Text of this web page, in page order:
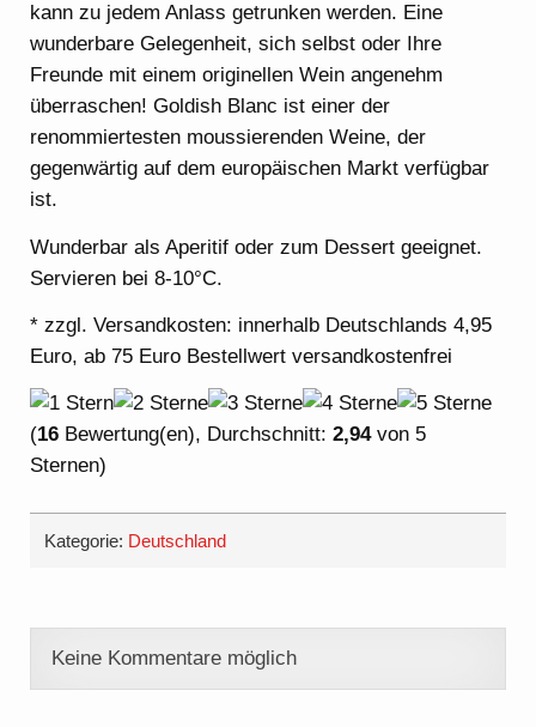
kann zu jedem Anlass getrunken werden. Eine
wunderbare Gelegenheit, sich selbst oder Ihre
Freunde mit einem originellen Wein angenehm
überraschen! Goldish Blanc ist einer der
renommiertesten moussierenden Weine, der
gegenwärtig auf dem europäischen Markt verfügbar
ist.
Wunderbar als Aperitif oder zum Dessert geeignet.
Servieren bei 8-10°C.
* zzgl. Versandkosten: innerhalb Deutschlands 4,95
Euro, ab 75 Euro Bestellwert versandkostenfrei
(16 Bewertung(en), Durchschnitt:2,94von 5
Sternen)
Kategorie: Deutschland
Keine Kommentare möglich